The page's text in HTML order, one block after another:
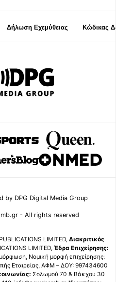
Δήλωση Εχεμύθειας Κώδικας
by DPG Digital Media Group
- All rights reserved
LIMITED, Διακριτικός
LIMITED, Έδρα Επιχείρησης:
Νομική μορφή επιχείρησης:
Εταιρείας, ΑΦΜ – ΔΟΥ: 997434600
Σολωμού 70 & Βάκχου 30